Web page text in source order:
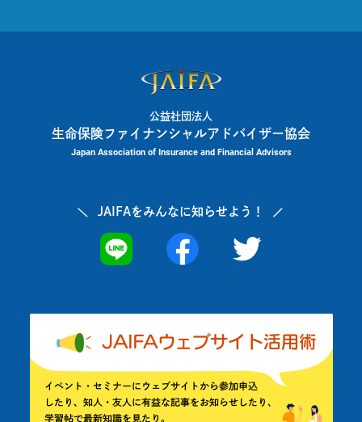
公益社団法人
生命保険ファイナンシャルアドバイザー協会
Japan Association of Insurance and Financial Advisors
JAIFAをみんなに知らせよう！